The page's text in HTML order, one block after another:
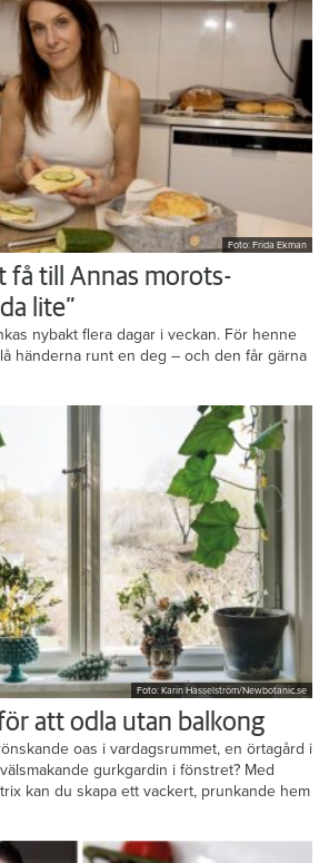
Foto: Frida Ekman
få till Annas morots-
lite”
nybakt flera dagar i veckan. För henne
händerna runt en deg – och den får gärna
Foto: Karin Hasselström/Newbotanic.se
att odla utan balkong
oas i vardagsrummet, en örtagård i
gurkgardin i fönstret? Med
kan du skapa ett vackert, prunkande hem